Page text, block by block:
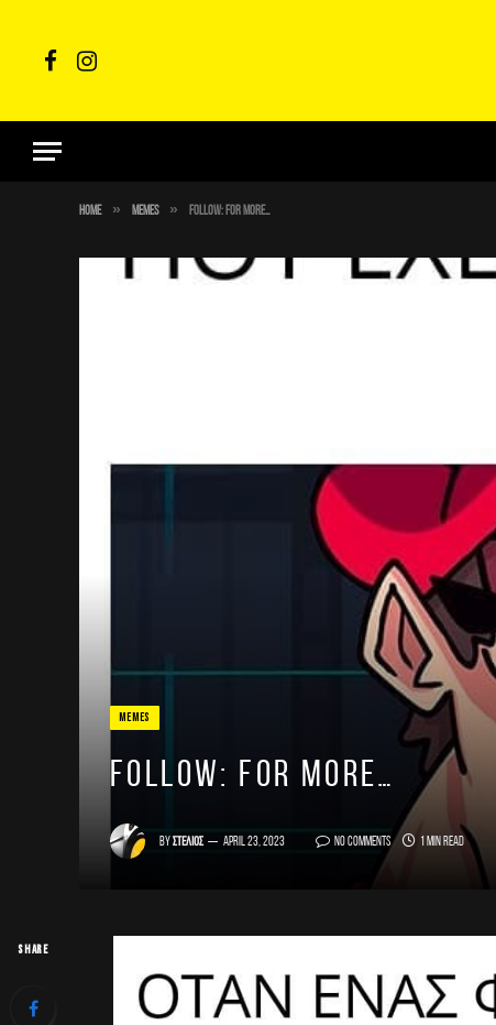
FacebookInstagram
Home » Memes » FOLLOW: for more…
MEMES
FOLLOW: for more…
By Στέλιος April 23, 2023 No Comments 1 Min Read
SHARE